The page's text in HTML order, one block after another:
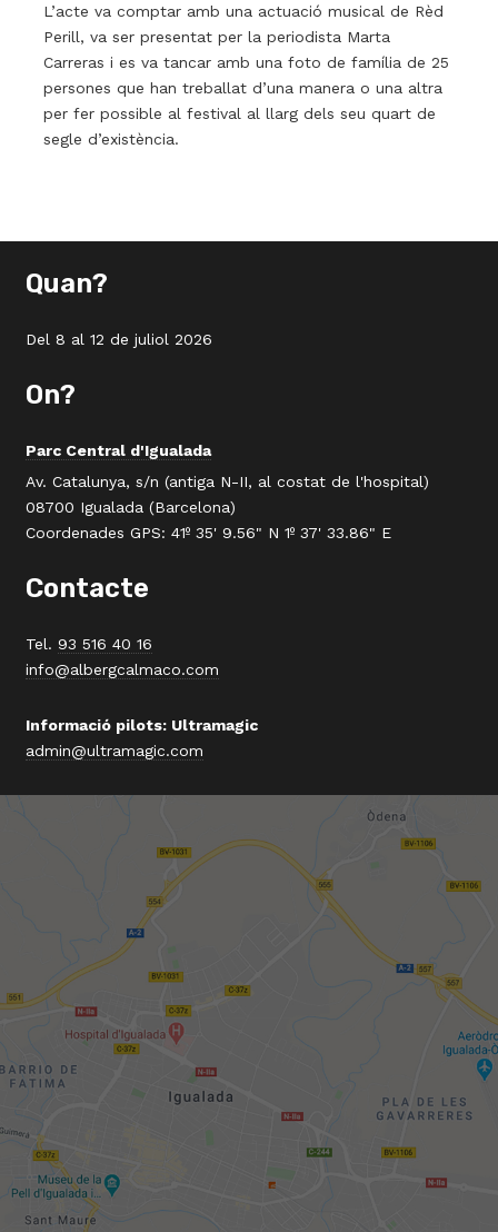
L’acte va comptar amb una actuació musical de Rèd
Perill, va ser presentat per la periodista Marta
Carreras i es va tancar amb una foto de família de 25
persones que han treballat d’una manera o una altra
per fer possible al festival al llarg dels seu quart de
segle d’existència.
Quan?
Del 8 al 12 de juliol 2026
On?
Parc Central d'Igualada
Av. Catalunya, s/n (antiga N-II, al costat de l'hospital)
08700 Igualada (Barcelona)
Coordenades GPS: 41º 35' 9.56" N 1º 37' 33.86" E
Contacte
Tel. 93 516 40 16
info@albergcalmaco.com
Informació pilots: Ultramagic
admin@ultramagic.com